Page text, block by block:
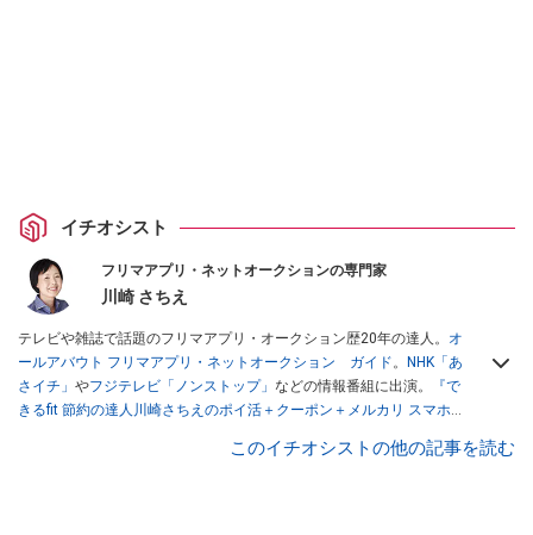
イチオシスト
フリマアプリ・ネットオークションの専門家
川崎 さちえ
テレビや雑誌で話題のフリマアプリ・オークション歴20年の達人。 オ
ールアバウト フリマアプリ・ネットオークション ガイド。
NHK「あ
さイチ」 やフジテレビ「ノンストップ」 などの情報番組に出演。
『で
きるfit 節約の達人川崎さちえのポイ活＋クーポン＋メルカリ スマホで
スマホ1つでスキマ時間に効率的に稼ぐ！』（翔泳社刊） ほか著書多
このイチオシストの他の記事を読む